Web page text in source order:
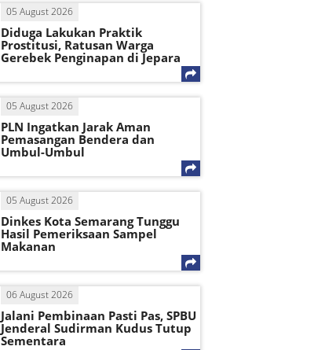
05 August 2026
Diduga Lakukan Praktik
Prostitusi, Ratusan Warga
Gerebek Penginapan di Jepara
05 August 2026
PLN Ingatkan Jarak Aman
Pemasangan Bendera dan
Umbul-Umbul
05 August 2026
Dinkes Kota Semarang Tunggu
Hasil Pemeriksaan Sampel
Makanan
06 August 2026
Jalani Pembinaan Pasti Pas, SPBU
Jenderal Sudirman Kudus Tutup
Sementara